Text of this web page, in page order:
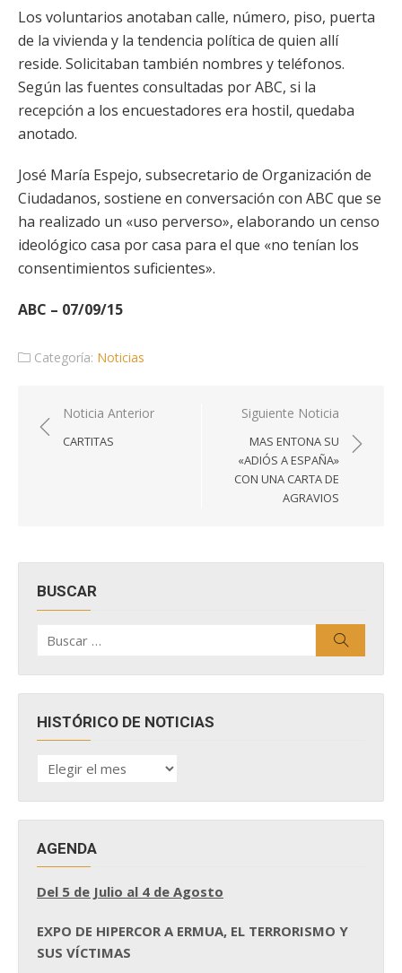
Los voluntarios anotaban calle, número, piso, puerta
de la vivienda y la tendencia política de quien allí
reside. Solicitaban también nombres y teléfonos.
Según las fuentes consultadas por ABC, si la
recepción a los encuestadores era hostil, quedaba
anotado.
José María Espejo, subsecretario de Organización de
Ciudadanos, sostiene en conversación con ABC que se
ha realizado un «uso perverso», elaborando un censo
ideológico casa por casa para el que «no tenían los
consentimientos suficientes».
ABC – 07/09/15
Categoría: Noticias
Navegación
de
Noticia Anterior
CARTITAS
Siguiente Noticia
MAS ENTONA SU
«ADIÓS A ESPAÑA»
CON UNA CARTA DE
AGRAVIOS
BUSCAR
por:
HISTÓRICO DE NOTICIAS
HISTÓRICO
DE
AGENDA
Del 5 de Julio al 4 de Agosto
EXPO DE HIPERCOR A ERMUA, EL TERRORISMO Y
SUS VÍCTIMAS